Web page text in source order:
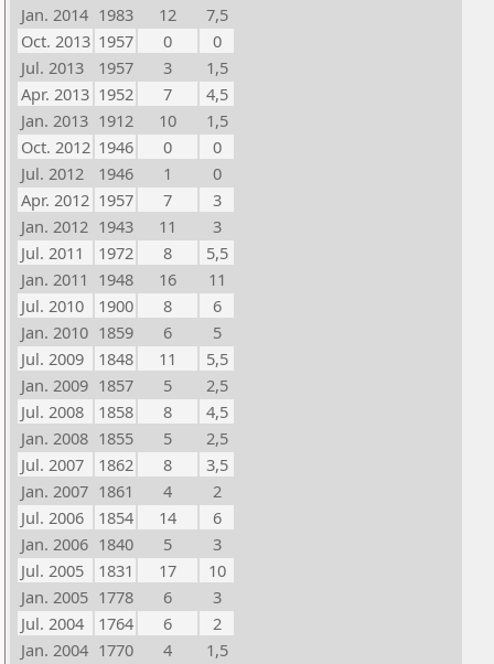
Jan. 2014 1983 12
7,5
Oct. 2013 1957 0
0
Jul. 2013
1957 3
1,5
Apr. 2013 1952 7
4,5
Jan. 2013 1912 10
1,5
Oct. 2012 1946 0
0
Jul. 2012
1946 1
0
Apr. 2012 1957 7
3
Jan. 2012 1943 11
3
Jul. 2011
1972 8
5,5
Jan. 2011 1948 16
11
Jul. 2010
1900 8
6
Jan. 2010 1859 6
5
Jul. 2009
1848 11
5,5
Jan. 2009 1857 5
2,5
Jul. 2008
1858 8
4,5
Jan. 2008 1855 5
2,5
Jul. 2007
1862 8
3,5
Jan. 2007 1861 4
2
Jul. 2006
1854 14
6
Jan. 2006 1840 5
3
Jul. 2005
1831 17
10
Jan. 2005 1778 6
3
Jul. 2004
1764 6
2
Jan. 2004 1770 4
1,5